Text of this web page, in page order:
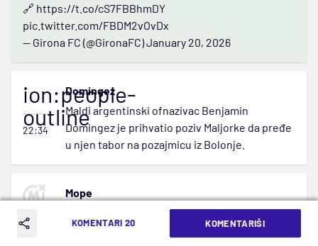
🔗 https://t.co/cS7FBBhmDY
pic.twitter.com/FBDM2vOvDx
— Girona FC (@GironaFC)January 20, 2026
ion:people-
outline
22:34
Domingez
Maldi argentinski ofnazivac Benjamin
Domingez je prihvatio poziv Maljorke da pređe
u njen tabor na pozajmicu iz Bolonje.
22:23
Mope
Nije samo Pariz zainteresovan za iskusnog
napadača Nila Mopea iz Marselja. Poslednje
KOMENTARI 20 KOMENTARIŠI